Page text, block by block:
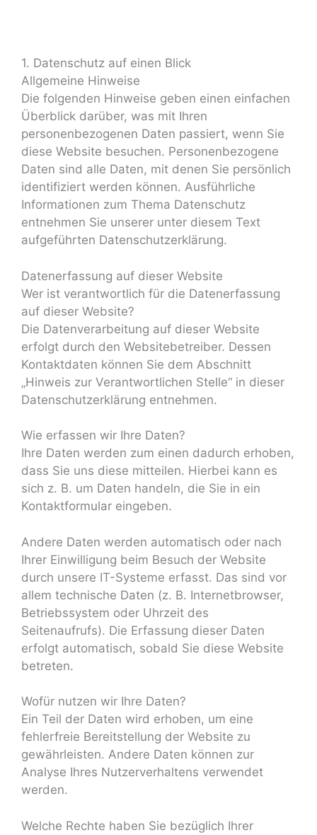
1. Datenschutz auf einen Blick
Allgemeine Hinweise
Die folgenden Hinweise geben einen einfachen
Überblick darüber, was mit Ihren
personenbezogenen Daten passiert, wenn Sie
diese Website besuchen. Personenbezogene
Daten sind alle Daten, mit denen Sie persönlich
identifiziert werden können. Ausführliche
Informationen zum Thema Datenschutz
entnehmen Sie unserer unter diesem Text
aufgeführten Datenschutzerklärung.
Datenerfassung auf dieser Website
Wer ist verantwortlich für die Datenerfassung
auf dieser Website?
Die Datenverarbeitung auf dieser Website
erfolgt durch den Websitebetreiber. Dessen
Kontaktdaten können Sie dem Abschnitt
„Hinweis zur Verantwortlichen Stelle“ in dieser
Datenschutzerklärung entnehmen.
Wie erfassen wir Ihre Daten?
Ihre Daten werden zum einen dadurch erhoben,
dass Sie uns diese mitteilen. Hierbei kann es
sich z. B. um Daten handeln, die Sie in ein
Kontaktformular eingeben.
Andere Daten werden automatisch oder nach
Ihrer Einwilligung beim Besuch der Website
durch unsere IT-Systeme erfasst. Das sind vor
allem technische Daten (z. B. Internetbrowser,
Betriebssystem oder Uhrzeit des
Seitenaufrufs). Die Erfassung dieser Daten
erfolgt automatisch, sobald Sie diese Website
betreten.
Wofür nutzen wir Ihre Daten?
Ein Teil der Daten wird erhoben, um eine
fehlerfreie Bereitstellung der Website zu
gewährleisten. Andere Daten können zur
Analyse Ihres Nutzerverhaltens verwendet
werden.
Welche Rechte haben Sie bezüglich Ihrer